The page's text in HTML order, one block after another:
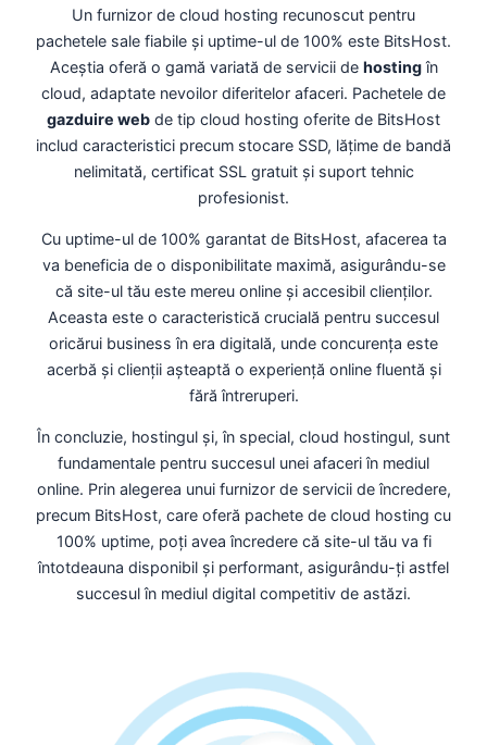
Un furnizor de cloud hosting recunoscut pentru
pachetele sale fiabile și uptime-ul de 100% este BitsHost.
Aceștia oferă o gamă variată de servicii de hostingîn
cloud, adaptate nevoilor diferitelor afaceri. Pachetele de
gazduire web de tip cloud hosting oferite de BitsHost
includ caracteristici precum stocare SSD, lățime de bandă
nelimitată, certificat SSL gratuit și suport tehnic
profesionist.
Cu uptime-ul de 100% garantat de BitsHost, afacerea ta
va beneficia de o disponibilitate maximă, asigurându-se
că site-ul tău este mereu online și accesibil clienților.
Aceasta este o caracteristică crucială pentru succesul
oricărui business în era digitală, unde concurența este
acerbă și clienții așteaptă o experiență online fluentă și
fără întreruperi.
În concluzie, hostingul și, în special, cloud hostingul, sunt
fundamentale pentru succesul unei afaceri în mediul
online. Prin alegerea unui furnizor de servicii de încredere,
precum BitsHost, care oferă pachete de cloud hosting cu
100% uptime, poți avea încredere că site-ul tău va fi
întotdeauna disponibil și performant, asigurându-ți astfel
succesul în mediul digital competitiv de astăzi.